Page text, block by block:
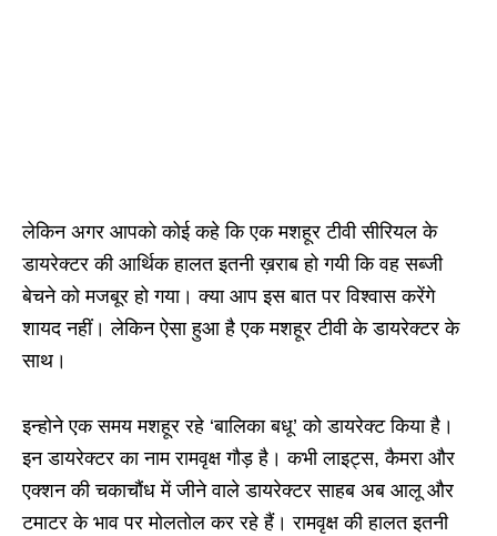
लेकिन अगर आपको कोई कहे कि एक मशहूर टीवी सीरियल के
डायरेक्टर की आर्थिक हालत इतनी ख़राब हो गयी कि वह सब्जी
बेचने को मजबूर हो गया। क्या आप इस बात पर विश्वास करेंगे
शायद नहीं। लेकिन ऐसा हुआ है एक मशहूर टीवी के डायरेक्टर के
साथ।
इन्होने एक समय मशहूर रहे ‘बालिका बधू’ को डायरेक्ट किया है।
इन डायरेक्टर का नाम रामवृक्ष गौड़ है। कभी लाइट्स, कैमरा और
एक्शन की चकाचौंध में जीने वाले डायरेक्टर साहब अब आलू और
टमाटर के भाव पर मोलतोल कर रहे हैं। रामवृक्ष की हालत इतनी